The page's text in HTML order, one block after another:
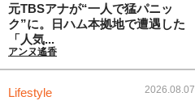
元TBSアナが“一人で猛パニッ
ク”に。日ハム本拠地で遭遇した
「人気...
アンヌ遙香
Lifestyle 2026.08.07